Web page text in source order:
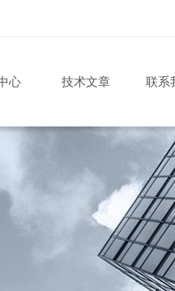
心 技术文章 联系